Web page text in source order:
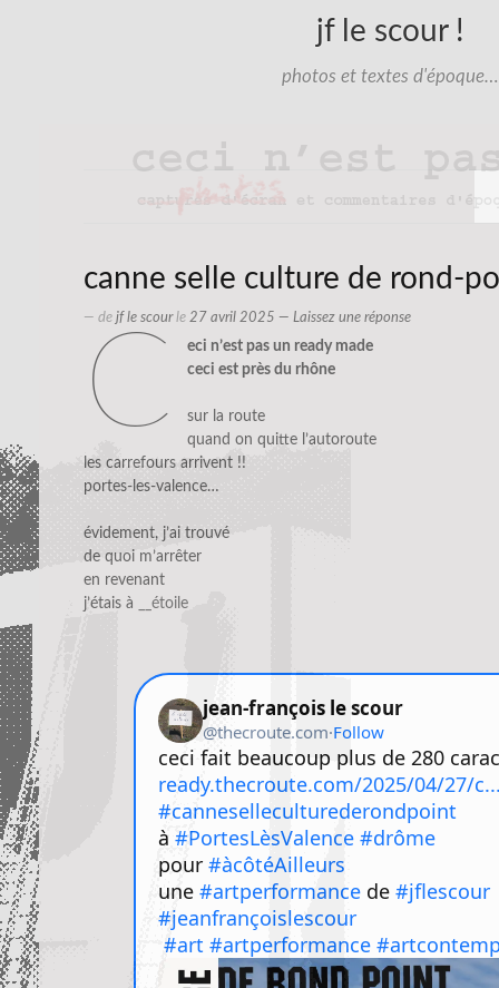
jf le scour !
photos et textes d'époque…
canne selle culture de rond-
— de jf le scourle 27 avril 2025 — Laissez une réponse
c
eci n’est pas un ready made
ceci est près du rhône
sur la route
quand on quitte l’autoroute
les carrefours arrivent !!
portes-les-valence…
évidement, j’ai trouvé
de quoi m’arrêter
en revenant
j’étais à
__étoile